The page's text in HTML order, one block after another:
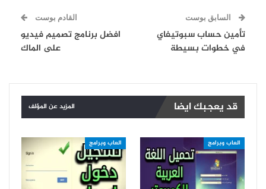
السابق بوست
تأمين حساب سبوتيفاي
في خطوات بسيطة
القادم بوست
افضل برنامج تصميم فيديو
على الماك
قد يعجبك ايضا المزيد عن المؤلف
العاب وبرامج العاب وبرامج